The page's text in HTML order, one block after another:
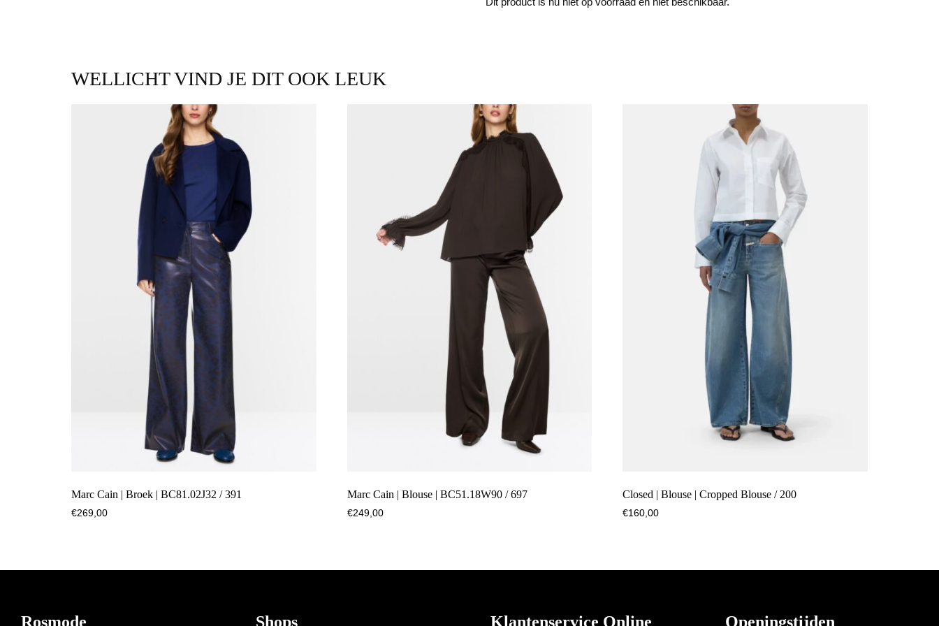
WELLICHT VIND JE DIT OOK LEUK
Marc Cain | Broek | BC81.02J32 / 391
€269,00
Marc Cain | Blouse | BC51.18W90 / 697
€249,00
Closed | Blouse | Cropped Blouse / 200
€160,00
Rosmode Shops Klantenservice Online Openingstijden